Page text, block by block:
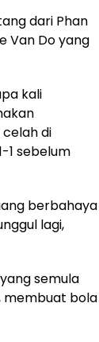
dari Phan
Van Do yang
kali
di
1 sebelum
berbahaya
lagi,
semula
membuat bola